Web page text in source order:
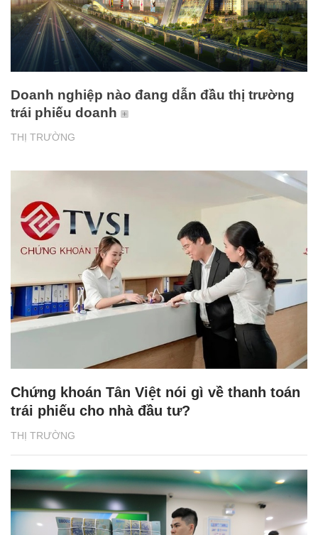
THỊ TRƯỜNG
Doanh nghiệp nào đang dẫn đầu thị trường
trái phiếu doanh
THỊ TRƯỜNG
Chứng khoán Tân Việt nói gì về thanh toán
trái phiếu cho nhà đầu tư?